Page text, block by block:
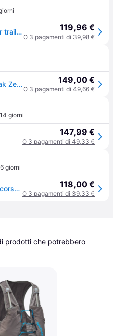
Camelbak Zephyr Pro Zaino per trail running turchese - Turchese 119,96 €
O 3 pagamenti di 39,98 €
Borsa per l'idratazione Camelbak Zephir Pro - Bleu 149,00 €
O 3 pagamenti di 49,66 €
giorni
147,99 €
O 3 pagamenti di 49,33 €
giorni
Camelbak Zephyr Pro, gilet da corsa, blu - Galaxy Blue 118,00 €
O 3 pagamenti di 39,33 €
prodotti che potrebbero